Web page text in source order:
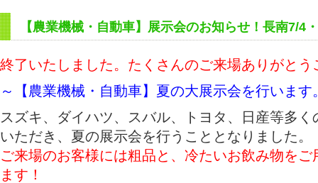
【農業機械・自動車】展示会のお知らせ！長南7/4
終了いたしました。たくさんのご来場ありがとう
～【農業機械・自動車】夏の大展示会を行います
スズキ、ダイハツ、スバル、トヨタ、日産等多
いただき、夏の展示会を行うこととなりまし
ご来場のお客様には粗品と、冷たいお飲み物を
ます！